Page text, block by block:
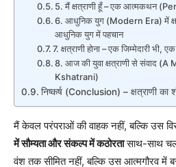
5. मैं क्षत्राणी हूँ – एक आत्मकथन
6. आधुनिक युग (Modern Era) में
आधुनिक युग में पहचान
7. क्षत्राणी होना – एक जिम्मेदारी भी,
8. आज की युवा क्षत्राणी से संवाद
Kshatrani)
निष्कर्ष (Conclusion) – क्षत्राणी का
मैं केवल परंपराओं की वाहक नहीं, बल्कि उस
में सौम्यता और संकल्प में कठोरतासाथ-साथ
वंश तक सीमित नहीं, बल्कि उस आत्मगौरव में